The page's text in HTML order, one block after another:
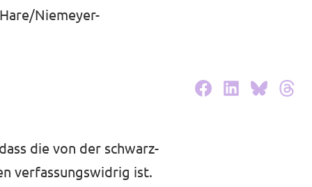
Niemeyer-
die von der schwarz-
verfassungswidrig ist.